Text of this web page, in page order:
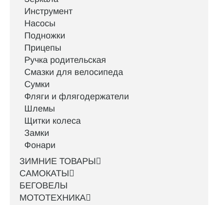
Инструмент
Насосы
Подножки
Прицепы
Ручка родительская
Смазки для велосипеда
Сумки
Фляги и флягодержатели
Шлемы
Щитки колеса
Замки
Фонари
ЗИМНИЕ ТОВАРЫ
САМОКАТЫ
БЕГОВЕЛЫ
МОТОТЕХНИКА